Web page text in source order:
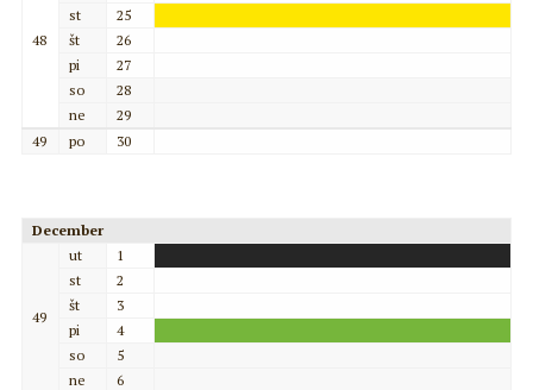
48
st
25
št
26
pi
27
so
28
ne
29
49
po 30
December
49
ut
1
st
2
št
3
pi
4
so
5
ne
6